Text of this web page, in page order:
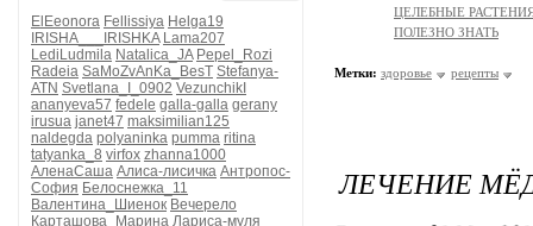
ElEeonora Fellissiya Helga19
IRISHA___IRISHKA Lama207
LediLudmila Natalica_JA Pepel_Rozi
Radeia SaMoZvAnKa_BesT Stefanya-
ATN Svetlana_I_0902 VezunchikI
ananyeva57 fedele galla-galla gerany
irusua janet47 maksimilian125
naldegda polyaninka pumma ritina
tatyanka_8 virfox zhanna1000
АленаСаша Алиса-лисичка Антропос-
София Белоснежка_11
Валентина_Шиенок Вечерело
Карташова_Марина Лариса-муля
ЦЕЛЕБНЫЕ
ПОЛЕЗНО ЗНАТЬ
Метки: здоровье рецепты
ЛЕЧЕНИЕ